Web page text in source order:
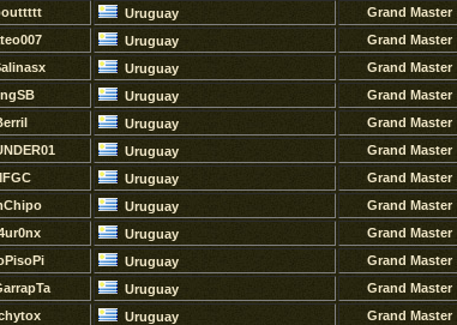
Uruguay Grand Master
Uruguay Grand Master
Uruguay Grand Master
Uruguay Grand Master
Uruguay Grand Master
Uruguay Grand Master
Uruguay Grand Master
Uruguay Grand Master
Uruguay Grand Master
Uruguay Grand Master
Uruguay Grand Master
Uruguay Grand Master